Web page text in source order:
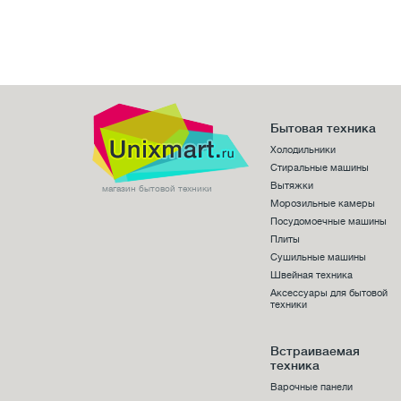
магазин бытовой техники
Бытовая техника
Холодильники
Стиральные машины
Вытяжки
Морозильные камеры
Посудомоечные машины
Плиты
Сушильные машины
Швейная техника
Аксессуары для бытовой
техники
Встраиваемая
техника
Варочные панели